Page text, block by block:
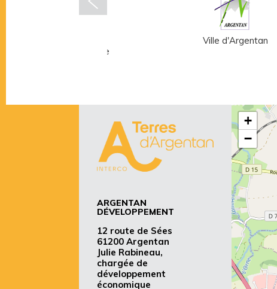
Léger - André Mare
Ville d'Argentan
ARGENTAN
DÉVELOPPEMENT
12 route de Sées
61200 Argentan
Julie Rabineau,
chargée de
développement
économique
+
−